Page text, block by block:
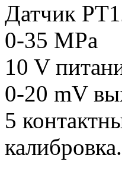
Датчик
0-35 MPa
10 V
0-20 mV
5
калибровка.